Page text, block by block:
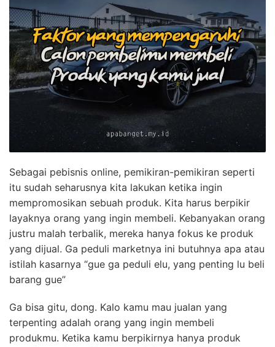
Sebagai pebisnis online, pemikiran-pemikiran seperti
itu sudah seharusnya kita lakukan ketika ingin
mempromosikan sebuah produk. Kita harus berpikir
layaknya orang yang ingin membeli. Kebanyakan orang
justru malah terbalik, mereka hanya fokus ke produk
yang dijual. Ga peduli marketnya ini butuhnya apa atau
istilah kasarnya “gue ga peduli elu, yang penting lu beli
barang gue”
Ga bisa gitu, dong. Kalo kamu mau jualan yang
terpenting adalah orang yang ingin membeli
produkmu. Ketika kamu berpikirnya hanya produk